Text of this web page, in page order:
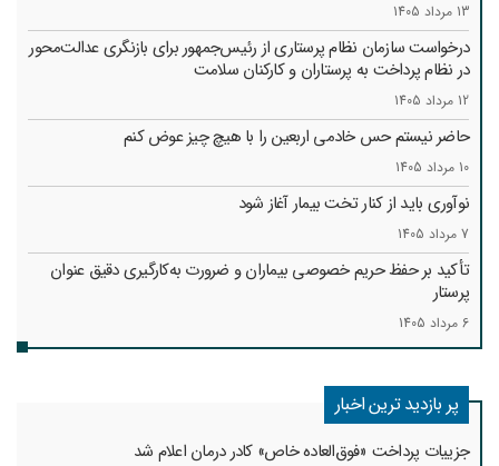
13 مرداد 1405
درخواست سازمان نظام پرستاری از رئیس‌جمهور برای بازنگری عدالت‌محور
در نظام پرداخت به پرستاران و کارکنان سلامت
12 مرداد 1405
حاضر نیستم حس خادمی اربعین را با هیچ چیز عوض کنم
10 مرداد 1405
نوآوری باید از کنار تخت بیمار آغاز شود
7 مرداد 1405
تأکید بر حفظ حریم خصوصی بیماران و ضرورت به‌کارگیری دقیق عنوان
پرستار
6 مرداد 1405
پر بازدید ترین اخبار
جزییات پرداخت «فوق‌العاده خاص» کادر درمان اعلام شد